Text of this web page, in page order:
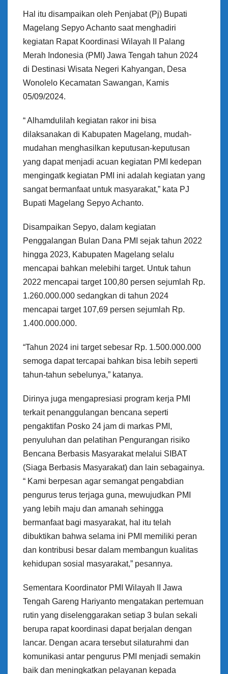
Hal itu disampaikan oleh Penjabat (Pj) Bupati
Magelang Sepyo Achanto saat menghadiri
kegiatan Rapat Koordinasi Wilayah II Palang
Merah Indonesia (PMI) Jawa Tengah tahun 2024
di Destinasi Wisata Negeri Kahyangan, Desa
Wonolelo Kecamatan Sawangan, Kamis
05/09/2024.
“ Alhamdulilah kegiatan rakor ini bisa
dilaksanakan di Kabupaten Magelang, mudah-
mudahan menghasilkan keputusan-keputusan
yang dapat menjadi acuan kegiatan PMI kedepan
mengingatk kegiatan PMI ini adalah kegiatan yang
sangat bermanfaat untuk masyarakat,” kata PJ
Bupati Magelang Sepyo Achanto.
Disampaikan Sepyo, dalam kegiatan
Penggalangan Bulan Dana PMI sejak tahun 2022
hingga 2023, Kabupaten Magelang selalu
mencapai bahkan melebihi target. Untuk tahun
2022 mencapai target 100,80 persen sejumlah Rp.
1.260.000.000 sedangkan di tahun 2024
mencapai target 107,69 persen sejumlah Rp.
1.400.000.000.
“Tahun 2024 ini target sebesar Rp. 1.500.000.000
semoga dapat tercapai bahkan bisa lebih seperti
tahun-tahun sebelunya,” katanya.
Dirinya juga mengapresiasi program kerja PMI
terkait penanggulangan bencana seperti
pengaktifan Posko 24 jam di markas PMI,
penyuluhan dan pelatihan Pengurangan risiko
Bencana Berbasis Masyarakat melalui SIBAT
(Siaga Berbasis Masyarakat) dan lain sebagainya.
“ Kami berpesan agar semangat pengabdian
pengurus terus terjaga guna, mewujudkan PMI
yang lebih maju dan amanah sehingga
bermanfaat bagi masyarakat, hal itu telah
dibuktikan bahwa selama ini PMI memiliki peran
dan kontribusi besar dalam membangun kualitas
kehidupan sosial masyarakat,” pesannya.
Sementara Koordinator PMI Wilayah II Jawa
Tengah Gareng Hariyanto mengatakan pertemuan
rutin yang diselenggarakan setiap 3 bulan sekali
berupa rapat koordinasi dapat berjalan dengan
lancar. Dengan acara tersebut silaturahmi dan
komunikasi antar pengurus PMI menjadi semakin
baik dan meningkatkan pelayanan kepada